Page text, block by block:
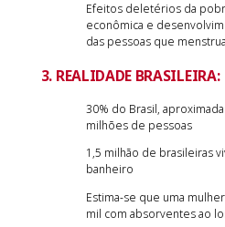
Efeitos deletérios da
econômica e
das pessoas que
3. REALIDADE BRASILEIRA:
30% do Brasil,
milhões de pessoas
1,5 milhão de brasileiras
banheiro
Estima-se que uma
mil com absorventes ao